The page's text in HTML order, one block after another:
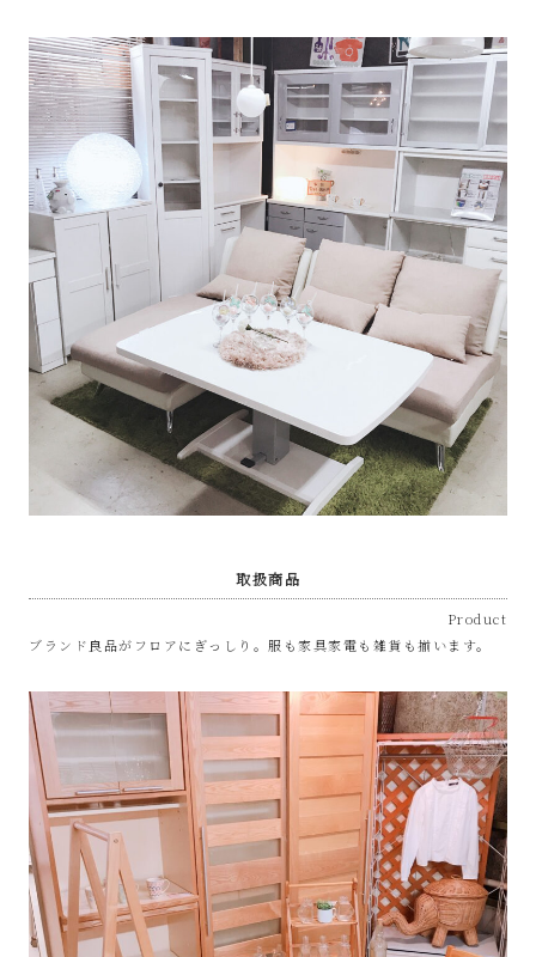
あ
ま
市
取扱商品
Product
ブランド良品がフロアにぎっしり。服も家具家電も雑貨も揃います。